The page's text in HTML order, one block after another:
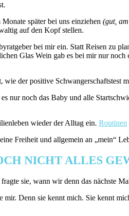
später bei uns einziehen (gut,
auf den Kopf stellen.
bei mir ein. Statt Reisen zu
Glas Wein gab es bei mir nur
der positive
nur noch das Baby und alle
wieder der Alltag ein. Routinen
Freiheit und allgemein an „mein“
NICHT ALLES
sie, wann wir denn das nächste
mir. Denn sie kennt mich. Sie kennt